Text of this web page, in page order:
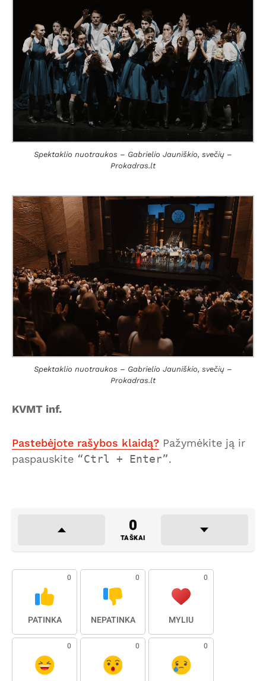
Spektaklio nuotraukos – Gabrielio Jauniškio, svečių –
Prokadras.lt
Spektaklio nuotraukos – Gabrielio Jauniškio, svečių –
Prokadras.lt
KVMT inf.
Pastebėjote rašybos klaidą? Pažymėkite ją ir
paspauskite
Ctrl + Enter .
0
TAŠKAI
0
PATINKA
0
NEPATINKA
0
MYLIU
0 0 0